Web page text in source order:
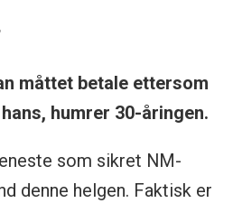
måttet betale ettersom
humrer 30-åringen.
som sikret NM-
denne helgen. Faktisk er